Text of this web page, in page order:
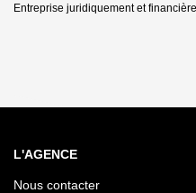
Entreprise juridiquement et
L'AGENCE
Nous contacter